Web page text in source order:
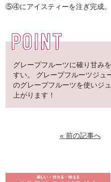
⑤④にアイスティーを注ぎ完成。
グレープフルーツに確り甘み
すい。 グレープフルーツジュ
のグレープフルーツを使いジ
上がります！
« 前の記事へ